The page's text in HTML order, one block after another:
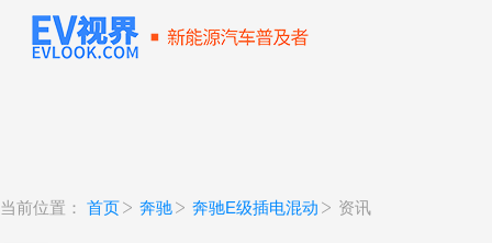
当前位置： 首页 奔驰 奔驰E级插电混动 资讯